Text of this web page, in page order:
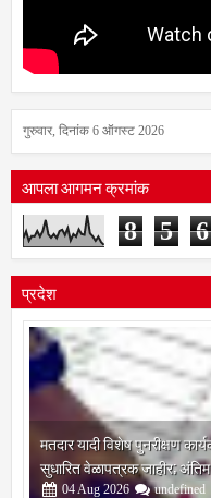
गुरुवार, दिनांक 6 ऑगस्ट 2026
आपला आगमन क्रमांक
8 5 6
प्रदेश
मतदार यादी विशेष पुनरीक्षण
सुधारित वेळापत्रक जाहीर;
04 Aug 2026 undefined